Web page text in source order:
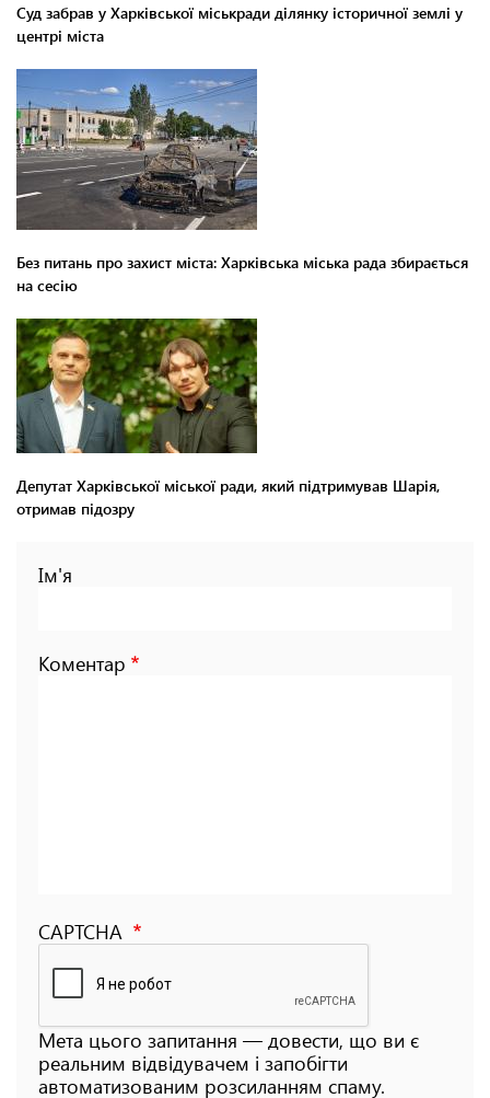
Суд забрав у Харківської міськради ділянку історичної землі у
центрі міста
Без питань про захист міста: Харківська міська рада збирається
на сесію
Депутат Харківської міської ради, який підтримував Шарія,
отримав підозру
Ім'я
Коментар
CAPTCHA
Мета цього запитання — довести, що ви є
реальним відвідувачем і запобігти
автоматизованим розсиланням спаму.